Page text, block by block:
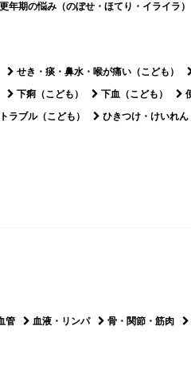
更年期の悩み（のぼせ・ほてり・イライラ）
せき・痰・鼻水・喉が痛い（こども）
下痢（こども） 下血（こども）
ラブル（こども） ひきつけ・けいれん
管 血液・リンパ 骨・関節・筋肉